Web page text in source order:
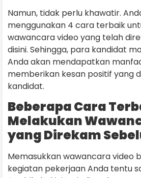
Namun, tidak perlu khawatir.
menggunakan 4 cara terbaik
wawancara video yang telah
disini. Sehingga, para kandidat
Anda akan mendapatkan
memberikan kesan positif yang
kandidat.
Beberapa Cara
Melakukan
yang Direkam
Memasukkan wawancara video
kegiatan pekerjaan Anda tentu